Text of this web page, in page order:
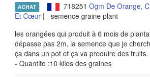
ACHAT 718251 Ogm De Orange,
Et Cœur | semence graine plant
les orangées qui produit à 6 mois de
dépasse pas 2m, la semence que je
ça dans un pot et ça va produire des fruits.
- Quantite :10 kilos des graines